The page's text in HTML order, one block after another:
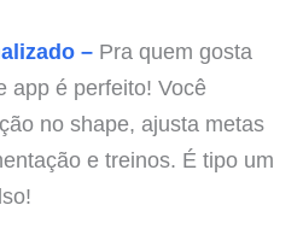
–Pra quem gosta
app é perfeito! Você
no shape, ajusta metas
e treinos. É tipo um